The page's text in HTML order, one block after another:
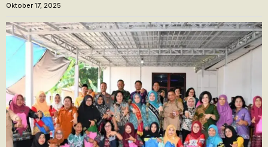
Oktober 17, 2025